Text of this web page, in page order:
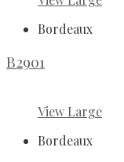
Bordeaux
B2901
View Large
Bordeaux